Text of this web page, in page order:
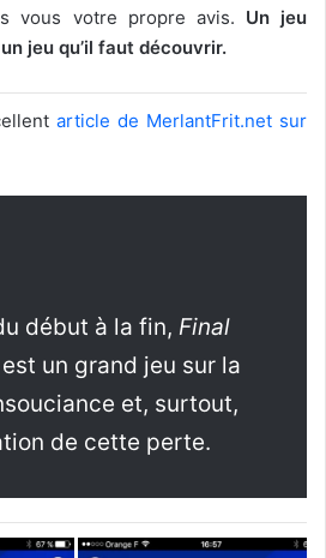
vous votre propre avis. Un jeu
jeu qu’il faut découvrir.
article de MerlantFrit.net sur
début à la fin, Final
un grand jeu sur la
et, surtout,
de cette perte.